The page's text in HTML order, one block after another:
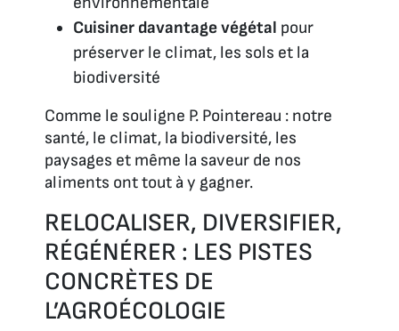
Cuisiner davantage végétal pour
préserver le climat, les sols et la
biodiversité
Comme le souligne P. Pointereau : notre
santé, le climat, la biodiversité, les
paysages et même la saveur de nos
aliments ont tout à y gagner.
RELOCALISER, DIVERSIFIER,
RÉGÉNÉRER : LES PISTES
CONCRÈTES DE
L’AGROÉCOLOGIE